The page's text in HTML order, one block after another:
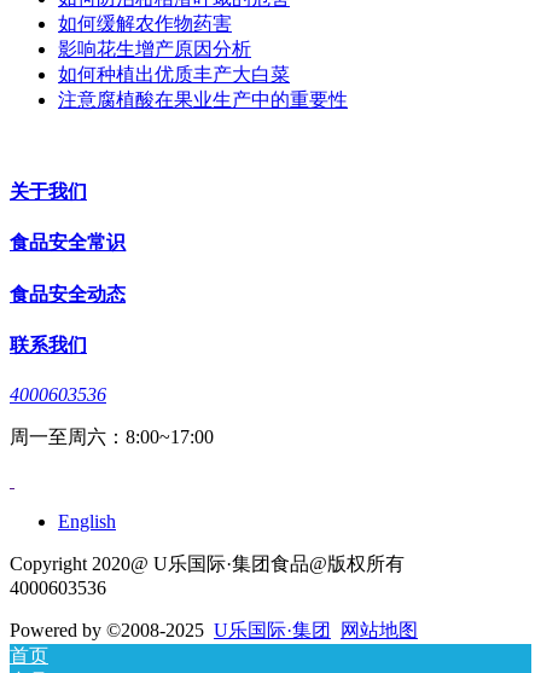
如何缓解农作物药害
影响花生增产原因分析
如何种植出优质丰产大白菜
注意腐植酸在果业生产中的重要性
关于我们
食品安全常识
食品安全动态
联系我们
4000603536
周一至周六：8:00~17:00
English
Copyright 2020@ U乐国际·集团食品@版权所有
4000603536
Powered by ©2008-2025 U乐国际·集团
网站地图
首页